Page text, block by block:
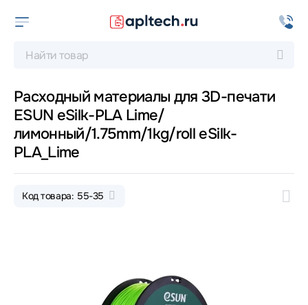
Расходный материалы для 3D-печати
ESUN eSilk-PLA Lime/
лимонный/1.75mm/1kg/roll eSilk-
PLA_Lime
Код товара: 55-35